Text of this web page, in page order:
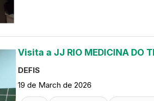
Visita a JJ RIO MEDICINA DO
DEFIS
19 de March de 2026